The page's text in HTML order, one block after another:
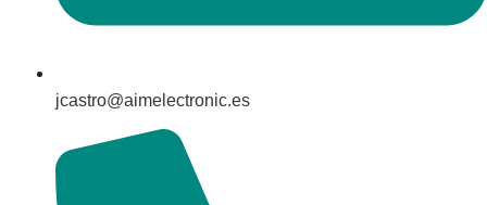
jcastro@aimelectronic.es